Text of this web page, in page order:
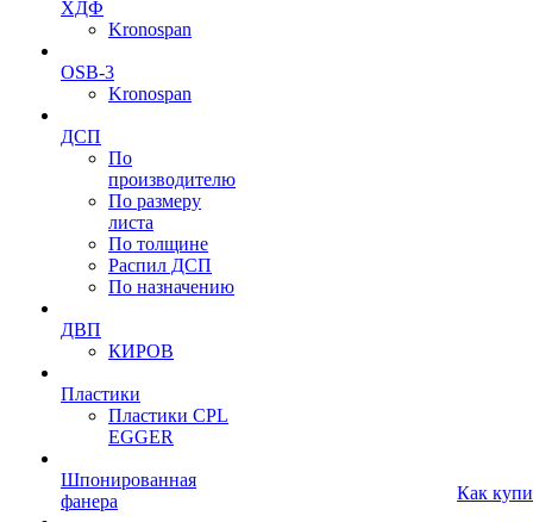
ХДФ
Kronospan
OSB-3
Kronospan
ДСП
По
производителю
По размеру
листа
По толщине
Распил ДСП
По назначению
ДВП
КИРОВ
Пластики
Пластики CPL
EGGER
Шпонированная
фанера
Как